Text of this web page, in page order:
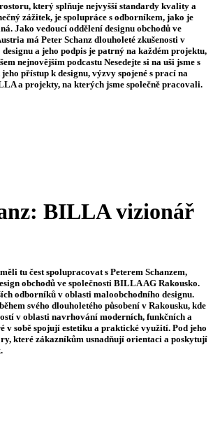
který splňuje nejvyšší standardy kvality a
zážitek, je spolupráce s odborníkem, jako je
Jako vedoucí oddělení designu obchodů ve
má Peter Schanz dlouholeté zkušenosti v
a jeho podpis je patrný na každém projektu,
nejnovějším podcastu Nesedejte si na uši jsme s
přístup k designu, výzvy spojené s prací na
a projekty, na kterých jsme společně pracovali.
BILLA vizionář
tu čest spolupracovat s Peterem Schanzem,
obchodů ve společnosti BILLA AG Rakousko.
odborníků v oblasti maloobchodního designu.
svého dlouholetého působení v Rakousku, kde
v oblasti navrhování moderních, funkčních a
v sobě spojují estetiku a praktické využití. Pod jeho
které zákazníkům usnadňují orientaci a poskytují